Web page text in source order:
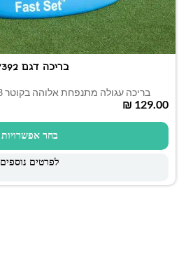
בריכה דגם 57392
בריכה עגולה מתנפחת אלוהה בקוטר 1.83 מ' × גובה 51 ס"מ.
₪
בחר אפשרויות
לפרטים נוספים